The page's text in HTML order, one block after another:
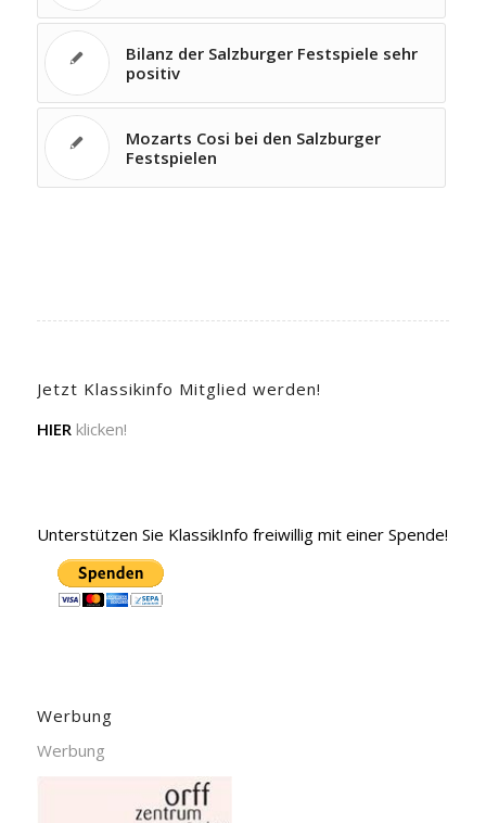
Bilanz der Salzburger Festspiele sehr
positiv
Mozarts Cosi bei den Salzburger
Festspielen
Jetzt Klassikinfo Mitglied werden!
HIER klicken!
Unterstützen Sie KlassikInfo freiwillig mit einer Spende!
Werbung
Werbung